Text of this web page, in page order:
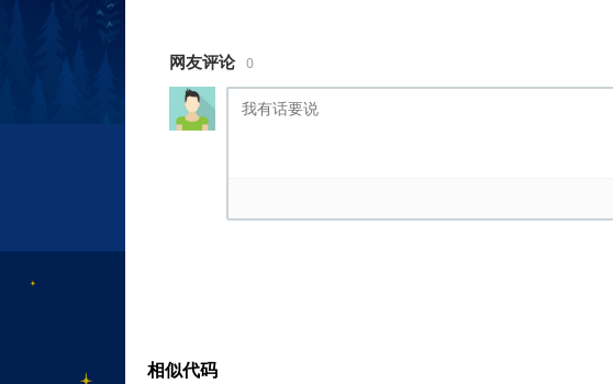
网友评论 0
相似代码